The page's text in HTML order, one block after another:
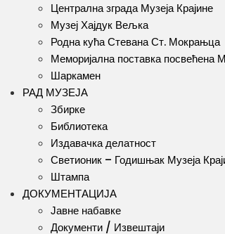
Централна зграда Музеја Крајине
Музеј Хајдук Вељка
Родна кућа Стевана Ст. Мокрањца
Меморијална поставка
Шаркамен
РАД МУЗЕЈА
Збирке
Библиотека
Издавачка делатност
Светионик – Годишњак Музеја
Штампа
ДОКУМЕНТАЦИЈА
Јавне набавке
Документи / Извештаји